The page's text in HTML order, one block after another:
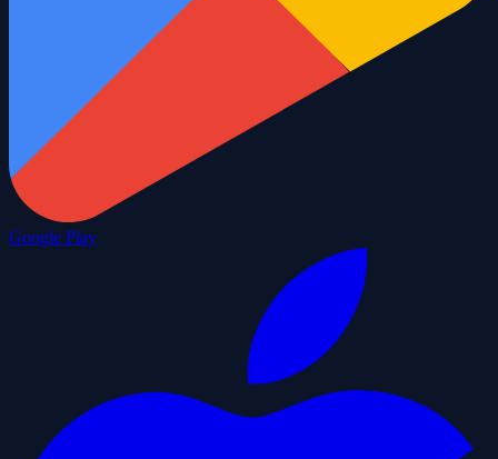
Google Play